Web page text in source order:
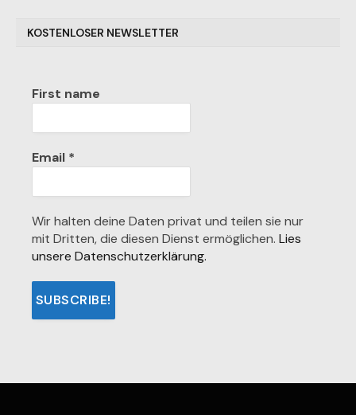
KOSTENLOSER NEWSLETTER
First name
Email *
Wir halten deine Daten privat und teilen sie nur
mit Dritten, die diesen Dienst ermöglichen. Lies
unsere Datenschutzerklärung.